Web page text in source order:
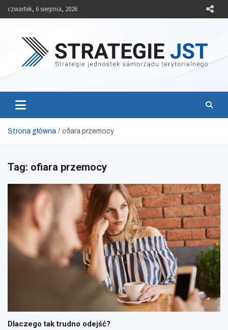
czwartek, 6 sierpnia, 2026
Strategie JST
Strona główna ofiara przemocy
Tag: ofiara przemocy
Dlaczego tak trudno odejść?